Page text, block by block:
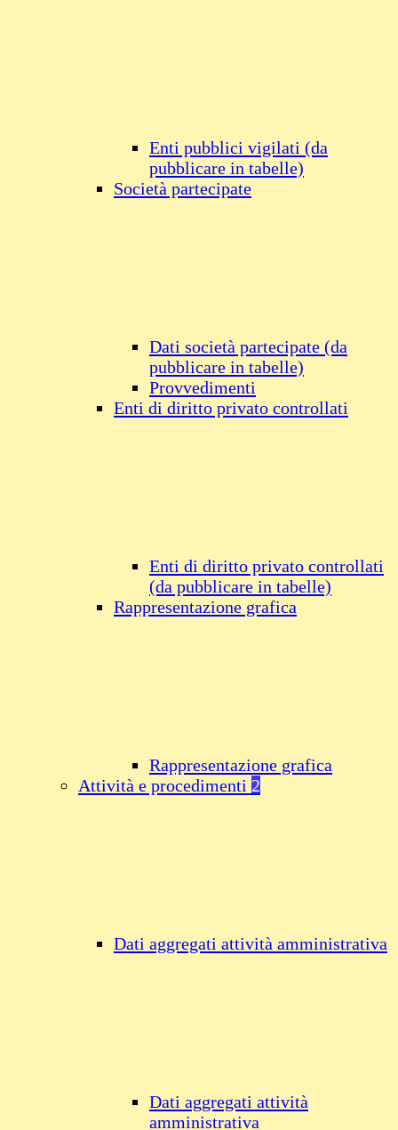
Enti pubblici vigilati (da
pubblicare in tabelle)
Società partecipate
Dati società partecipate (da
pubblicare in tabelle)
Provvedimenti
Enti di diritto privato controllati
Enti di diritto privato controllati
(da pubblicare in tabelle)
Rappresentazione grafica
Rappresentazione grafica
Attività e procedimenti 2
Dati aggregati attività amministrativa
Dati aggregati attività
amministrativa